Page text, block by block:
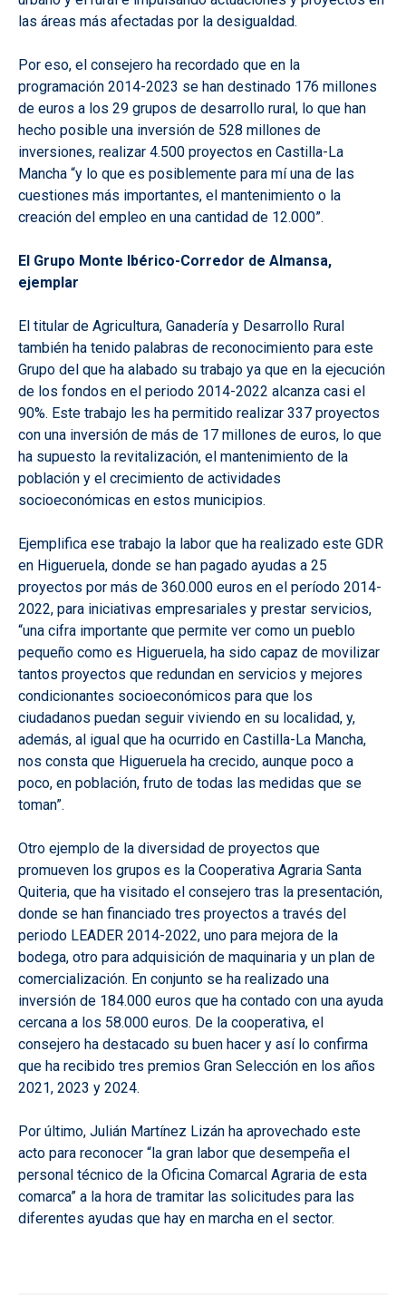
las áreas más afectadas por la desigualdad.
Por eso, el consejero ha recordado que en la
programación 2014-2023 se han destinado 176 millones
de euros a los 29 grupos de desarrollo rural, lo que han
hecho posible una inversión de 528 millones de
inversiones, realizar 4.500 proyectos en Castilla-La
Mancha “y lo que es posiblemente para mí una de las
cuestiones más importantes, el mantenimiento o la
creación del empleo en una cantidad de 12.000”.
El Grupo Monte Ibérico-Corredor de Almansa,
ejemplar
El titular de Agricultura, Ganadería y Desarrollo Rural
también ha tenido palabras de reconocimiento para este
Grupo del que ha alabado su trabajo ya que en la ejecución
de los fondos en el periodo 2014-2022 alcanza casi el
90%. Este trabajo les ha permitido realizar 337 proyectos
con una inversión de más de 17 millones de euros, lo que
ha supuesto la revitalización, el mantenimiento de la
población y el crecimiento de actividades
socioeconómicas en estos municipios.
Ejemplifica ese trabajo la labor que ha realizado este GDR
en Higueruela, donde se han pagado ayudas a 25
proyectos por más de 360.000 euros en el período 2014-
2022, para iniciativas empresariales y prestar servicios,
“una cifra importante que permite ver como un pueblo
pequeño como es Higueruela, ha sido capaz de movilizar
tantos proyectos que redundan en servicios y mejores
condicionantes socioeconómicos para que los
ciudadanos puedan seguir viviendo en su localidad, y,
además, al igual que ha ocurrido en Castilla-La Mancha,
nos consta que Higueruela ha crecido, aunque poco a
poco, en población, fruto de todas las medidas que se
toman”.
Otro ejemplo de la diversidad de proyectos que
promueven los grupos es la Cooperativa Agraria Santa
Quiteria, que ha visitado el consejero tras la presentación,
donde se han financiado tres proyectos a través del
periodo LEADER 2014-2022, uno para mejora de la
bodega, otro para adquisición de maquinaria y un plan de
comercialización. En conjunto se ha realizado una
inversión de 184.000 euros que ha contado con una ayuda
cercana a los 58.000 euros. De la cooperativa, el
consejero ha destacado su buen hacer y así lo confirma
que ha recibido tres premios Gran Selección en los años
2021, 2023 y 2024.
Por último, Julián Martínez Lizán ha aprovechado este
acto para reconocer “la gran labor que desempeña el
personal técnico de la Oficina Comarcal Agraria de esta
comarca” a la hora de tramitar las solicitudes para las
diferentes ayudas que hay en marcha en el sector.